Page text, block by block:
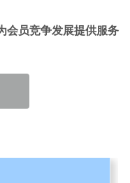
会员竞争发展提供服务